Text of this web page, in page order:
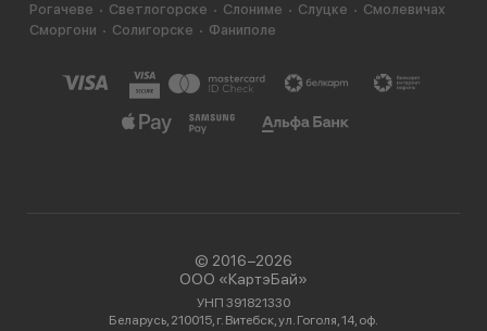
Рогачеве
Светлогорске Слониме Слуцке
Смолевичах
Сморгони
Солигорске Фаниполе
© 2016−2026
ООО «КартэБай»
УНП 391821330
Беларусь, 210015, г. Витебск, ул. Гоголя, 14, оф.